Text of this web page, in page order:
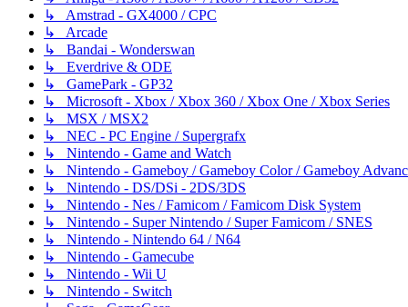
↳ Amstrad - GX4000 / CPC
↳ Arcade
↳ Bandai - Wonderswan
↳ Everdrive & ODE
↳ GamePark - GP32
↳ Microsoft - Xbox / Xbox 360 / Xbox One / Xbox Series
↳ MSX / MSX2
↳ NEC - PC Engine / Supergrafx
↳ Nintendo - Game and Watch
↳ Nintendo - Gameboy / Gameboy Color / Gameboy
↳ Nintendo - DS/DSi - 2DS/3DS
↳ Nintendo - Nes / Famicom / Famicom Disk System
↳ Nintendo - Super Nintendo / Super Famicom / SNES
↳ Nintendo - Nintendo 64 / N64
↳ Nintendo - Gamecube
↳ Nintendo - Wii U
↳ Nintendo - Switch